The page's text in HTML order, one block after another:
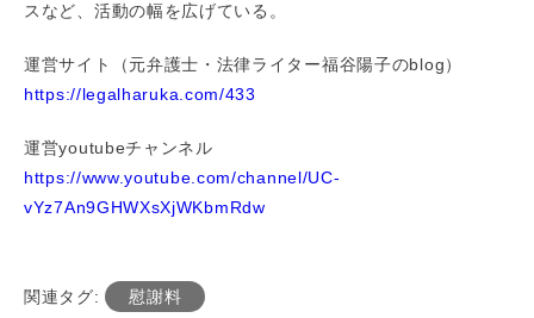
スなど、活動の幅を広げている。
運営サイト（元弁護士・法律ライター福谷陽子のblog）
https://legalharuka.com/433
運営youtubeチャンネル
https://www.youtube.com/channel/UC-
vYz7An9GHWXsXjWKbmRdw
関連タグ: 慰謝料